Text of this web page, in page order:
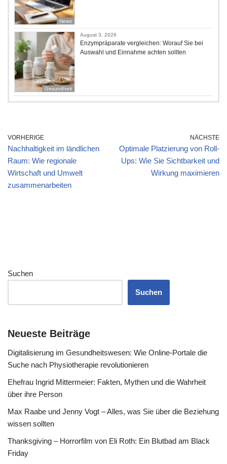
News
Gesundheit
August 3, 2026
Enzympräparate vergleichen: Worauf Sie bei
Auswahl und Einnahme achten sollten
VORHERIGE
Nachhaltigkeit im ländlichen
Raum: Wie regionale
Wirtschaft und Umwelt
zusammenarbeiten
NÄCHSTE
Optimale Platzierung von Roll-
Ups: Wie Sie Sichtbarkeit und
Wirkung maximieren
Suchen
Suchen
Neueste Beiträge
Digitalisierung im Gesundheitswesen: Wie Online-Portale die
Suche nach Physiotherapie revolutionieren
Ehefrau Ingrid Mittermeier: Fakten, Mythen und die Wahrheit
über ihre Person
Max Raabe und Jenny Vogt – Alles, was Sie über die Beziehung
wissen sollten
Thanksgiving – Horrorfilm von Eli Roth: Ein Blutbad am Black
Friday